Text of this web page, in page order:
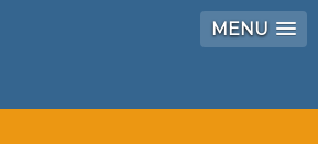
MENU